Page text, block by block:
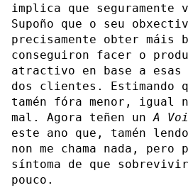
implica que seguramente
Supoño que o seu
precisamente obter máis
conseguiron facer o
atractivo en base a esas
dos clientes. Estimando
tamén fóra menor, igual
mal. Agora teñen unA
este ano que, tamén
non me chama nada, pero
síntoma de que
pouco.